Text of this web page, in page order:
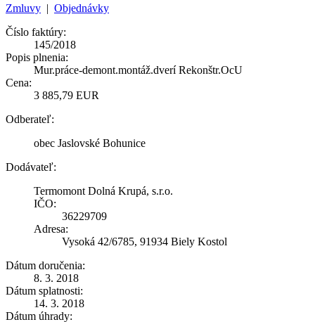
Zmluvy | Objednávky
Číslo faktúry:
145/2018
Popis plnenia:
Mur.práce-demont.montáž.dverí Rekonštr.OcU
Cena:
3 885,79 EUR
Odberateľ:
obec Jaslovské Bohunice
Dodávateľ:
Termomont Dolná Krupá, s.r.o.
IČO:
36229709
Adresa:
Vysoká 42/6785, 91934 Biely Kostol
Dátum doručenia:
8. 3. 2018
Dátum splatnosti:
14. 3. 2018
Dátum úhrady: